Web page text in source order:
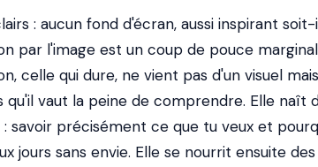
: aucun fond d'écran, aussi inspirant
par l'image est un coup de pouce
celle qui dure, ne vient pas d'un visuel
qu'il vaut la peine de comprendre. Elle naît
savoir précisément ce que tu veux et
jours sans envie. Elle se nourrit ensuite